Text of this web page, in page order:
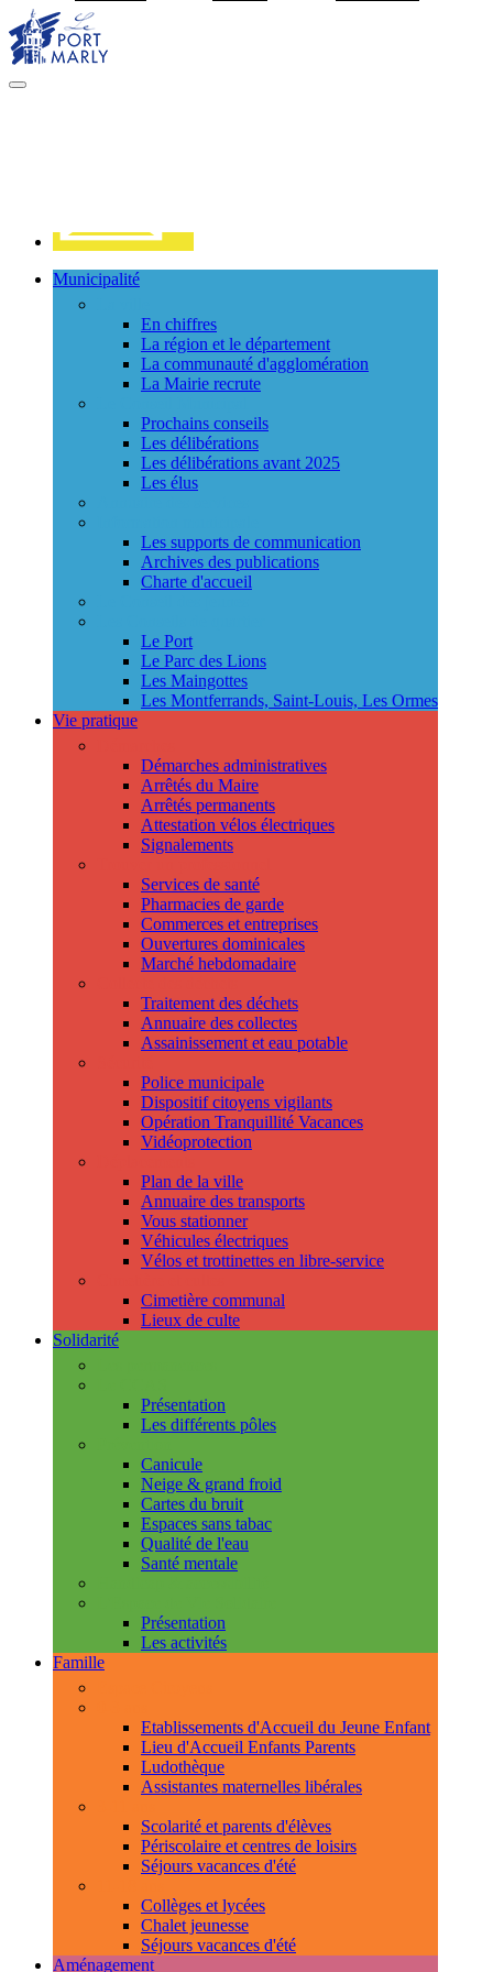
MENU
Municipalité
En chiffres
La région et le département
La communauté d'agglomération
La Mairie recrute
Prochains conseils
Les délibérations
Les délibérations avant 2025
Les élus
Les supports de communication
Archives des publications
Charte d'accueil
Le Port
Le Parc des Lions
Les Maingottes
Les Montferrands, Saint-Louis, Les Ormes
Vie pratique
Démarches administratives
Arrêtés du Maire
Arrêtés permanents
Attestation vélos électriques
Signalements
Services de santé
Pharmacies de garde
Commerces et entreprises
Ouvertures dominicales
Marché hebdomadaire
Traitement des déchets
Annuaire des collectes
Assainissement et eau potable
Police municipale
Dispositif citoyens vigilants
Opération Tranquillité Vacances
Vidéoprotection
Plan de la ville
Annuaire des transports
Vous stationner
Véhicules électriques
Vélos et trottinettes en libre-service
Cimetière communal
Lieux de culte
Solidarité
Présentation
Les différents pôles
Canicule
Neige & grand froid
Cartes du bruit
Espaces sans tabac
Qualité de l'eau
Santé mentale
Présentation
Les activités
Famille
Etablissements d'Accueil du Jeune Enfant
Lieu d'Accueil Enfants Parents
Ludothèque
Assistantes maternelles libérales
Scolarité et parents d'élèves
Périscolaire et centres de loisirs
Séjours vacances d'été
Collèges et lycées
Chalet jeunesse
Séjours vacances d'été
Aménagement